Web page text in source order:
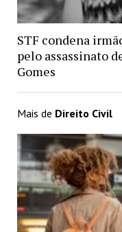
STF condena
pelo assassinato
Gomes
Mais de Direito Civil